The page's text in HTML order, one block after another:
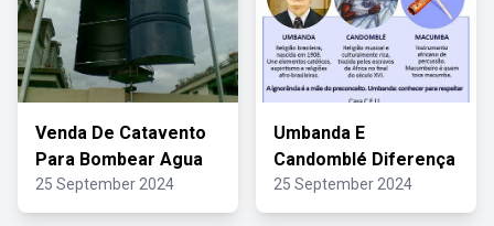
Venda De Catavento
Para Bombear Agua
25 September 2024
Umbanda E
Candomblé Diferença
25 September 2024